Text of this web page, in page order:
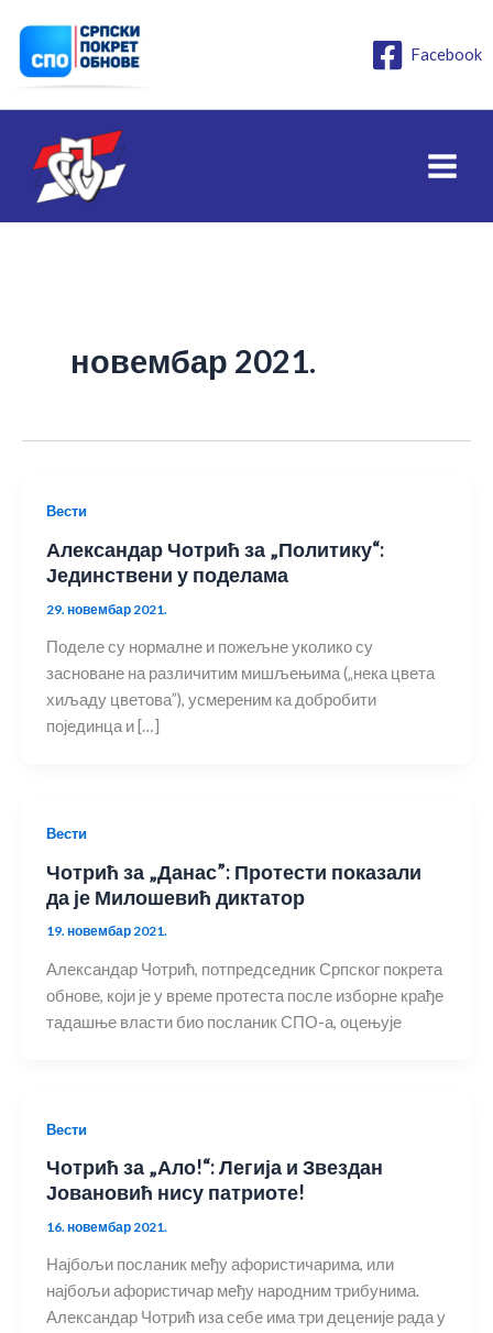
садржај
Facebook
новембар 2021.
Вести
Александар Чотрић за „Политику“:
Јединствени у поделама
29. новембар 2021.
Поделе су нормалне и пожељне уколико су
засноване на различитим мишљењима („нека цвета
хиљаду цветова”), усмереним ка добробити
појединца и […]
Вести
Чотрић за „Данас”: Протести показали
да је Милошевић диктатор
19. новембар 2021.
Александар Чотрић, потпредседник Српског покрета
обнове, који је у време протеста после изборне крађе
тадашње власти био посланик СПО-а, оцењује
Вести
Чотрић за „Ало!“: Легија и Звездан
Јовановић нису патриоте!
16. новембар 2021.
Најбољи посланик међу афористичарима, или
најбољи афористичар међу народним трибунима.
Александар Чотрић иза себе има три деценије рада у